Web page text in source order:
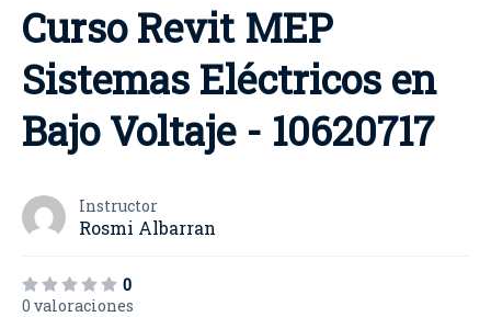
Curso Revit MEP
Sistemas Eléctricos en
Bajo Voltaje - 10620717
Instructor
Rosmi Albarran
0
0 valoraciones